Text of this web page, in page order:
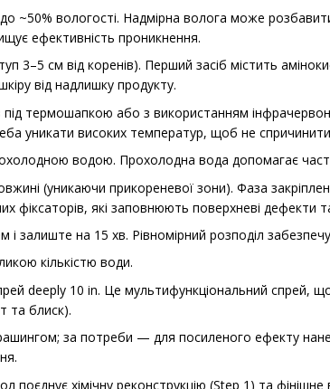
~50% вологості. Надмірна волога може
ефективність проникнення.
3–5 см від коренів). Перший засіб містить
від надлишку продукту.
термошапкою або з використанням
уникати високих температур, щоб не
водою. Прохолодна вода допомагає
(уникаючи прикореневої зони). Фаза
фіксаторів, які заповнюють поверхневі дефекти
і залиште на 15 хв. Рівномірний розподіл
кількістю води.
deeply 10 in. Це мультифункціональний спрей,
та блиск).
за потреби — для посиленого ефекту
поєднує хімічну реконструкцію (Step 1) та